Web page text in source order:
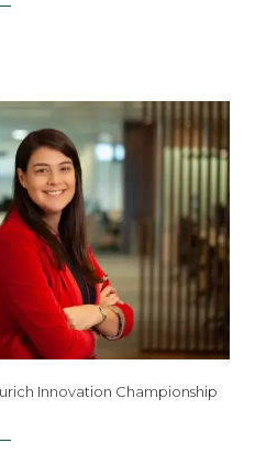
Innovation Championship